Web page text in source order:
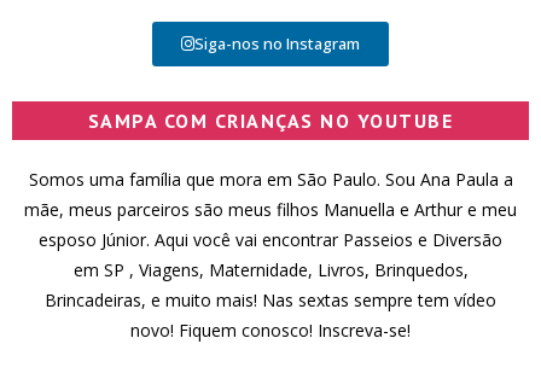
Siga-nos no Instagram
SAMPA COM CRIANÇAS NO YOUTUBE
Somos uma família que mora em São Paulo. Sou Ana Paula a
mãe, meus parceiros são meus filhos Manuella e Arthur e meu
esposo Júnior. Aqui você vai encontrar Passeios e Diversão
em SP , Viagens, Maternidade, Livros, Brinquedos,
Brincadeiras, e muito mais! Nas sextas sempre tem vídeo
novo! Fiquem conosco! Inscreva-se!